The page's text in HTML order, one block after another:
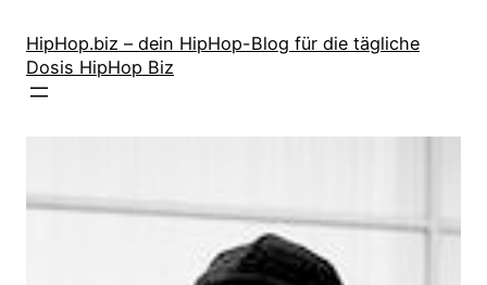
Inhalt
springen
HipHop.biz – dein HipHop-Blog für die tägliche
Dosis HipHop Biz